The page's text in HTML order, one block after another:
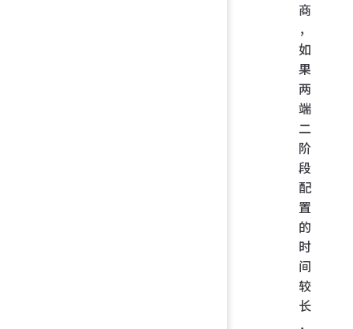
商
，
如
果
两
端
二
阶
段
配
置
的
时
间
较
长
，